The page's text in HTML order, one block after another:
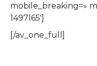
mobile_breaking=»
1497l65′]
[/av_one_full]